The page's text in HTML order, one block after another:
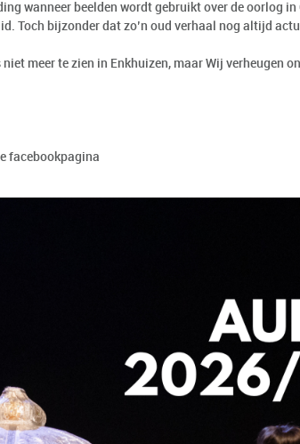
wanneer beelden wordt gebruikt over de oorlog
Toch bijzonder dat zo’n oud verhaal nog altijd
meer te zien in Enkhuizen, maar Wij verheugen
facebookpagina